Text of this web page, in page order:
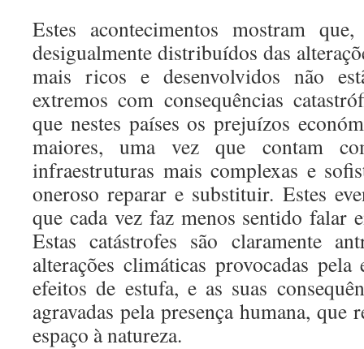
Estes acontecimentos mostram
desigualmente distribuídos das
mais ricos e desenvolvidos não
extremos com consequências
que nestes países os prejuízos
maiores, uma vez que contam
infraestruturas mais complexas e
oneroso reparar e substituir. Estes
que cada vez faz menos sentido falar
Estas catástrofes são claramente
alterações climáticas provocadas pela
efeitos de estufa, e as suas
agravadas pela presença humana, que
espaço à natureza.